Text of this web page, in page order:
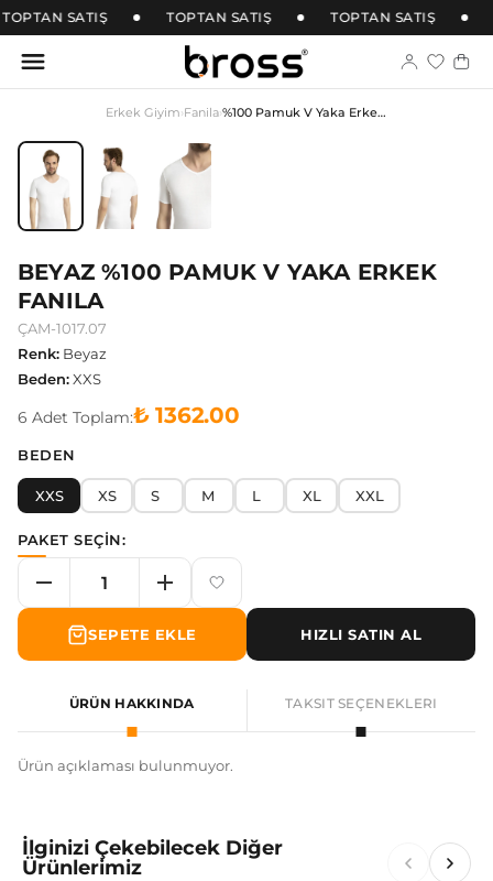
SATIŞ TOPTAN SATIŞ TOPTAN SATIŞ
Erkek Giyim›Fanila› %100 Pamuk V Yaka Erkek Fanila
BEYAZ %100 PAMUK V YAKA ERKEK
FANILA
ÇAM-1017.07
Renk: Beyaz
Beden:XXS
6 Adet Toplam:₺ 1362.00
BEDEN
XXS XS S M L XL XXL
PAKET SEÇİN:
SEPETE EKLE HIZLI SATIN AL
ÜRÜN HAKKINDA TAKSIT SEÇENEKLERI
Ürün açıklaması bulunmuyor.
İlginizi Çekebilecek Diğer
Ürünlerimiz